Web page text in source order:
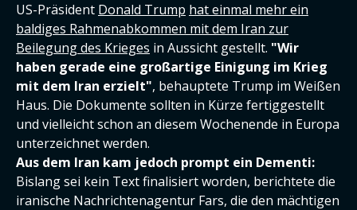
US-Präsident Donald Trump hat einmal mehr ein
baldiges Rahmenabkommen mit dem Iran zur
Beilegung des Krieges in Aussicht gestellt. "Wir
haben gerade eine großartige Einigung im Krieg
mit dem Iran erzielt", behauptete Trump im Weißen
Haus. Die Dokumente sollten in Kürze fertiggestellt
und vielleicht schon an diesem Wochenende in Europa
unterzeichnet werden.
Aus dem Iran kam jedoch prompt ein Dementi:
Bislang sei kein Text finalisiert worden, berichtete die
iranische Nachrichtenagentur Fars, die den mächtigen